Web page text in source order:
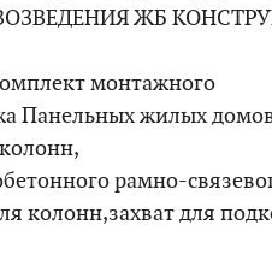
ЖБ
монтажного
Панельных жилых
рамно-
колонн,захват для